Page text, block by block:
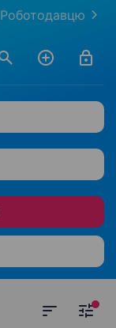
Роботодавцю